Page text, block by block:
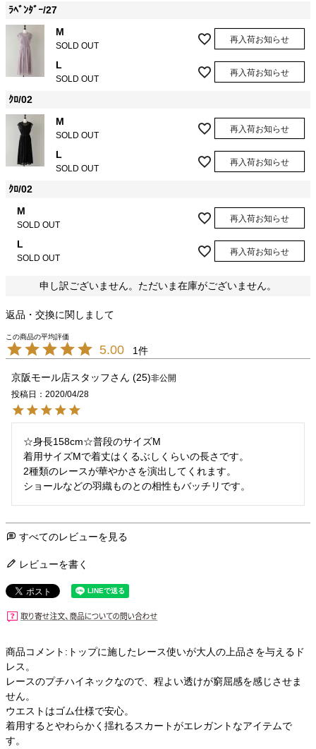
ﾗﾍﾞﾝﾀﾞｰ/27
M
SOLD OUT
再入荷お知らせ
L
SOLD OUT
再入荷お知らせ
ｸﾛ/02
M
SOLD OUT
再入荷お知らせ
L
SOLD OUT
再入荷お知らせ
ｸﾛ/02
M
SOLD OUT
再入荷お知らせ
L
SOLD OUT
再入荷お知らせ
申し訳ございません。ただいま在庫がございません。
返品・交換に関しまして
5.00 1
京阪モール店スタッフ 25 非公開
投稿日
2020/04/28
☆身長158cm☆普段のサイズM
着用サイズMで着丈はくるぶしくらいの長さです。
2種類のレースが華やかさを演出してくれます。
ショールなどの羽織ものとの相性もバッチリです。
すべてのレビューを見る
レビューを書く
商品コメント:トップに施したレース使いが大人の上品さを与えるド
レス。
レースのプチハイネックなので、程よい透けが窮屈感を感じさせま
せん。
ウエストはゴム仕様で安心。
着用するとやわらかく揺れるスカートがエレガントなアイテムで
す。